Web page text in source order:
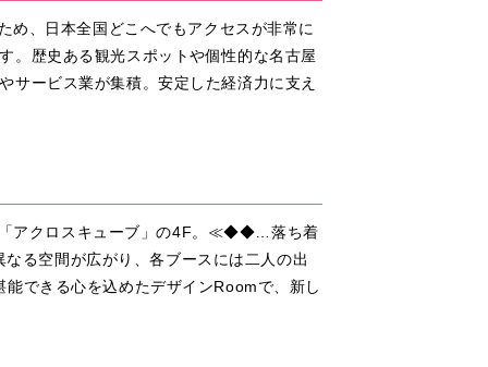
め、日本全国どこへでもアクセスが非常に
。歴史ある観光スポットや個性的な名古屋
サービス業が集積。安定した経済力に支え
「アクロスキューブ」の4F。≪◆◆…落ち着
空間が広がり、各ブースには二人の出
できる心を込めたデザインRoomで、新し